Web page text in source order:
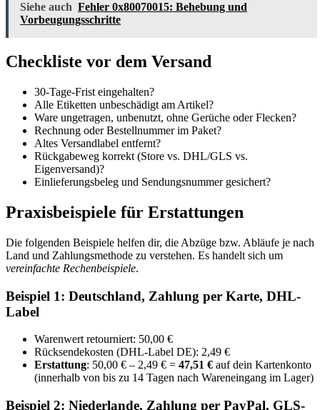
Siehe auch Fehler 0x80070015: Behebung und
Vorbeugungsschritte
Checkliste vor dem Versand
30-Tage-Frist eingehalten?
Alle Etiketten unbeschädigt am Artikel?
Ware ungetragen, unbenutzt, ohne Gerüche oder Flecken?
Rechnung oder Bestellnummer im Paket?
Altes Versandlabel entfernt?
Rückgabeweg korrekt (Store vs. DHL/GLS vs.
Eigenversand)?
Einlieferungsbeleg und Sendungsnummer gesichert?
Praxisbeispiele für Erstattungen
Die folgenden Beispiele helfen dir, die Abzüge bzw. Abläufe je nach
Land und Zahlungsmethode zu verstehen. Es handelt sich um
vereinfachte Rechenbeispiele.
Beispiel 1: Deutschland, Zahlung per Karte, DHL-
Label
Warenwert retourniert: 50,00 €
Rücksendekosten (DHL-Label DE): 2,49 €
Erstattung: 50,00 € – 2,49 € = 47,51 € auf dein Kartenkonto
(innerhalb von bis zu 14 Tagen nach Wareneingang im Lager)
Beispiel 2: Niederlande, Zahlung per PayPal, GLS-